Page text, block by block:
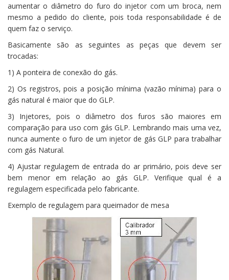
aumentar o diâmetro do furo do injetor com um broca, nem
mesmo a pedido do cliente, pois toda responsabilidade é de
quem faz o serviço.
Basicamente são as seguintes as peças que devem ser
trocadas:
1) A ponteira de conexão do gás.
2) Os registros, pois a posição mínima (vazão mínima) para o
gás natural é maior que do GLP.
3) Injetores, pois o diâmetro dos furos são maiores em
comparação para uso com gás GLP. Lembrando mais uma vez,
nunca aumente o furo de um injetor de gás GLP para trabalhar
com gás Natural.
4) Ajustar regulagem de entrada do ar primário, pois deve ser
bem menor em relação ao gás GLP. Verifique qual é a
regulagem especificada pelo fabricante.
Exemplo de regulagem para queimador de mesa